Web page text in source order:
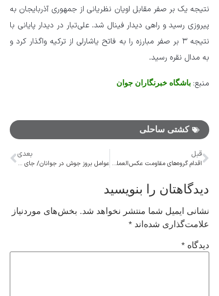
نتیجه یک بر صفر مقابل اویان نظریانی از جمهوری آذربایجان به
پیروزی رسید و راهی دیدار فینال شد. علی‌تبار در دیدار پایانی با
نتیجه ۳ بر صفر مبارزه را به فاتح یاشارلی از ترکیه واگذار کرد و
به مدال نقره رسید.
منبع: باشگاه خبرنگاران جوان
کشتی ساحلی
قبل
اقدام گروه‌های مقاومت عکس‌العملی به هفت دهه کشتار، ظلم و بی‌عدالتی بود
بعدی
عوامل بروز جوش در جوانان/ جای جوش با لیزر کاملا رفع می‌شود؟
دیدگاهتان را بنویسید
نشانی ایمیل شما منتشر نخواهد شد. بخش‌های موردنیاز
علامت‌گذاری شده‌اند *
دیدگاه *